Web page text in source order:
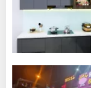
bếp…,Sản phẩm
vận chuyển từ nơi
gian thi công lắp
giản.